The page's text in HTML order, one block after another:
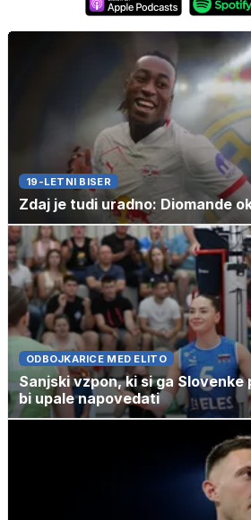
19-LETNI BISER
Zdaj je tudi uradno: Diomande
ODBOJKARICE MED ELITO
Sanjski vzpon, ki si ga Slovenke
bi upale napovedati